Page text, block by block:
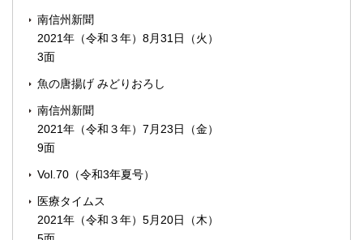
南信州新聞
2021年（令和３年）8月31日（火）
3面
魚の唐揚げ みどりおろし
南信州新聞
2021年（令和３年）7月23日（金）
9面
Vol.70（令和3年夏号）
医療タイムス
2021年（令和３年）5月20日（木）